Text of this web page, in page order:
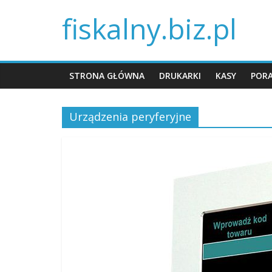
fiskalny.biz.pl
STRONA GŁÓWNA DRUKARKI KASY
Urządzenia peryferyjne